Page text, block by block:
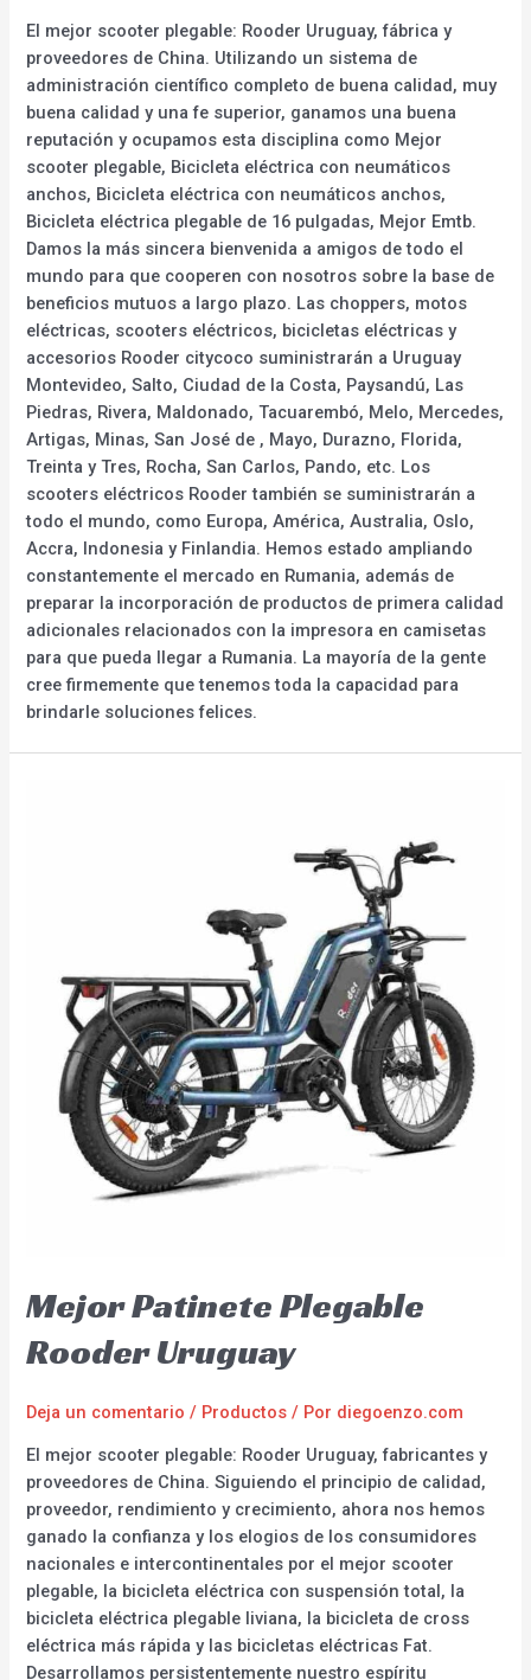
El mejor scooter plegable: Rooder Uruguay, fábrica y
proveedores de China. Utilizando un sistema de
administración científico completo de buena calidad, muy
buena calidad y una fe superior, ganamos una buena
reputación y ocupamos esta disciplina como Mejor
scooter plegable, Bicicleta eléctrica con neumáticos
anchos, Bicicleta eléctrica con neumáticos anchos,
Bicicleta eléctrica plegable de 16 pulgadas, Mejor Emtb.
Damos la más sincera bienvenida a amigos de todo el
mundo para que cooperen con nosotros sobre la base de
beneficios mutuos a largo plazo. Las choppers, motos
eléctricas, scooters eléctricos, bicicletas eléctricas y
accesorios Rooder citycoco suministrarán a Uruguay
Montevideo, Salto, Ciudad de la Costa, Paysandú, Las
Piedras, Rivera, Maldonado, Tacuarembó, Melo, Mercedes,
Artigas, Minas, San José de , Mayo, Durazno, Florida,
Treinta y Tres, Rocha, San Carlos, Pando, etc. Los
scooters eléctricos Rooder también se suministrarán a
todo el mundo, como Europa, América, Australia, Oslo,
Accra, Indonesia y Finlandia. Hemos estado ampliando
constantemente el mercado en Rumania, además de
preparar la incorporación de productos de primera calidad
adicionales relacionados con la impresora en camisetas
para que pueda llegar a Rumania. La mayoría de la gente
cree firmemente que tenemos toda la capacidad para
brindarle soluciones felices.
Mejor Patinete Plegable
Rooder Uruguay
Deja un comentario / Productos / Por diegoenzo.com
El mejor scooter plegable: Rooder Uruguay, fabricantes y
proveedores de China. Siguiendo el principio de calidad,
proveedor, rendimiento y crecimiento, ahora nos hemos
ganado la confianza y los elogios de los consumidores
nacionales e intercontinentales por el mejor scooter
plegable, la bicicleta eléctrica con suspensión total, la
bicicleta eléctrica plegable liviana, la bicicleta de cross
eléctrica más rápida y las bicicletas eléctricas Fat.
Desarrollamos persistentemente nuestro espíritu